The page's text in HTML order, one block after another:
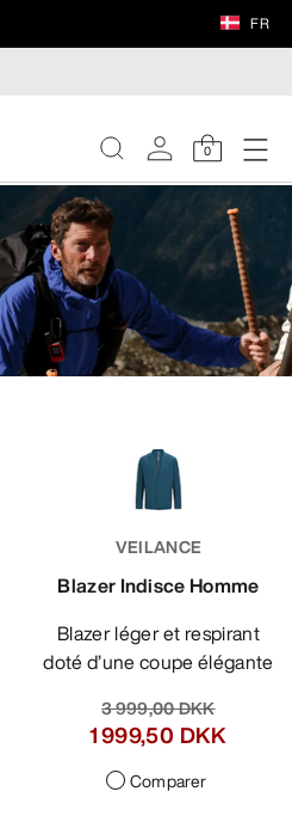
FR
0
VEILANCE
Blazer Indisce Homme
Blazer léger et respirant
doté d’une coupe élégante
3 999,00 DKK
1 999,50 DKK
Comparer